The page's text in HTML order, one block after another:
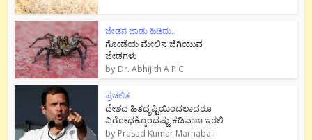
ಜೇಡನ ಜಾಡು ಹಿಡಿದು..
ಗೋಡೆಯ ಮೇಲಿನ ಜಿಗಿಯುವ
ಜೇಡಗಳು
by Dr. Abhijith A P C
ಪ್ರಚಲಿತ
ದೇಶದ ಹಿತದೃಷ್ಟಿಯಿಂದಲಾದರೂ
ವಿರೋಧಕ್ಕೊಂದಷ್ಟು ಕಡಿವಾಣ ಇರಲಿ
by Prasad Kumar Marnabail